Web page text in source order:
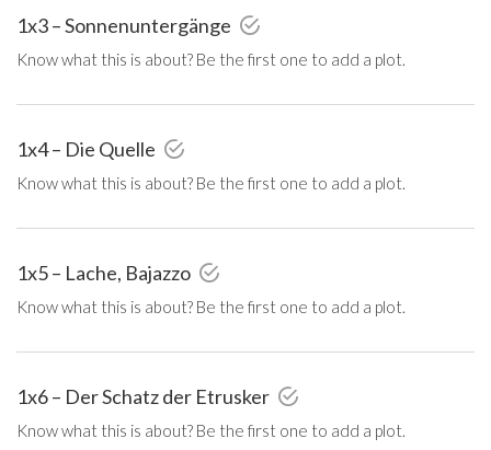
1x3 – Sonnenuntergänge
Know what this is about? Be the first one to add a plot.
1x4 – Die Quelle
Know what this is about? Be the first one to add a plot.
1x5 – Lache, Bajazzo
Know what this is about? Be the first one to add a plot.
1x6 – Der Schatz der Etrusker
Know what this is about? Be the first one to add a plot.